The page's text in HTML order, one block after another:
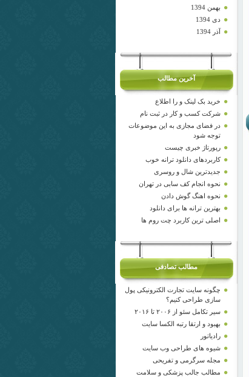
بهمن 1394
دی 1394
آذر 1394
آخرین مطالب
خرید بک لینک و را اطلاع
شرکت کسب و کار در ثبت نام
در فضای مجازی به این موضوعات
توجه شود
رپورتاژ خبری چیست
کاربردهای دانلود ترانه خوب
جدیدترین شال و روسری
نحوه انجام کف سابی در تهران
نحوه اهنگ گوش دادن
بهترین ترانه ها برای دانلود
اصلی ترین کاربرد چت روم ها
مطالب تصادفی
چگونه سایت تجارت الکترونیکی پول
سازی طراحی کنیم؟
سیر تکامل سئو از ۲۰۰۶ تا ۲۰۱۶
بهبود و ارتقا رتبه الکسا سایت
رادیاتور
شیوه های طراحی وب سایت
مجله سرگرمی و تفریحی
مطالب جالب پزشکی و سلامت